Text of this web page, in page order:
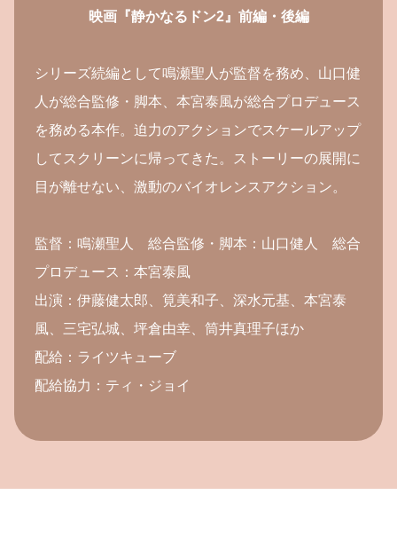
映画『静かなるドン2』前編・後編
シリーズ続編として鳴瀬聖人が監督を務め、山口健
人が総合監修・脚本、本宮泰風が総合プロデュース
を務める本作。迫力のアクションでスケールアップ
してスクリーンに帰ってきた。ストーリーの展開に
目が離せない、激動のバイオレンスアクション。
監督：鳴瀬聖人 総合監修・脚本：山口健人 総合
プロデュース：本宮泰風
出演：伊藤健太郎、筧美和子、深水元基、本宮泰
風、三宅弘城、坪倉由幸、筒井真理子ほか
配給：ライツキューブ
配給協力：ティ・ジョイ